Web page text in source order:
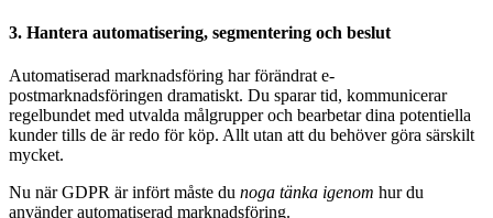
3. Hantera automatisering, segmentering och beslut
Automatiserad marknadsföring har förändrat e-
postmarknadsföringen dramatiskt. Du sparar tid, kommunicerar
regelbundet med utvalda målgrupper och bearbetar dina potentiella
kunder tills de är redo för köp. Allt utan att du behöver göra särskilt
mycket.
Nu när GDPR är infört måste du noga tänka igenom hur du
använder automatiserad marknadsföring.